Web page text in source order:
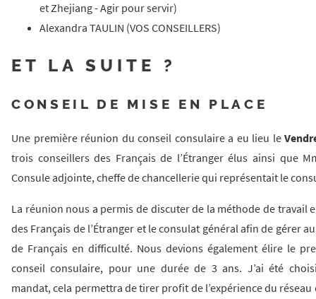
et Zhejiang - Agir pour servir)
Alexandra TAULIN (VOS CONSEILLERS)
ET LA SUITE ?
CONSEIL DE MISE EN PLACE
Une première réunion du conseil consulaire a eu lieu le
trois conseillers des Français de l’Étranger élus ainsi que
Consule adjointe, cheffe de chancellerie qui représentait le
La réunion nous a permis de discuter de la méthode de travail
des Français de l’Étranger et le consulat général afin de gérer
de Français en difficulté. Nous devions également élire le
conseil consulaire, pour une durée de 3 ans. J’ai été
mandat, cela permettra de tirer profit de l’expérience du réseau